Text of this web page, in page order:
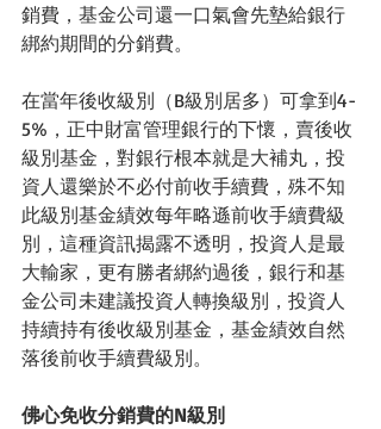
銷費，基金公司還一口氣會先墊給銀行
綁約期間的分銷費。
在當年後收級別（B級別居多）可拿到4-
5%，正中財富管理銀行的下懷，賣後收
級別基金，對銀行根本就是大補丸，投
資人還樂於不必付前收手續費，殊不知
此級別基金績效每年略遜前收手續費級
別，這種資訊揭露不透明，投資人是最
大輸家，更有勝者綁約過後，銀行和基
金公司未建議投資人轉換級別，投資人
持續持有後收級別基金，基金績效自然
落後前收手續費級別。
佛心免收分銷費的N級別